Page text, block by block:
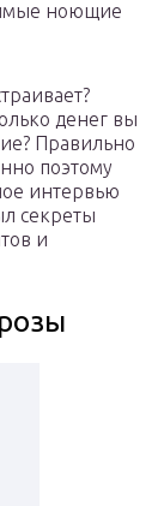
ноющие
денег вы
Правильно
поэтому
интервью
секреты
и